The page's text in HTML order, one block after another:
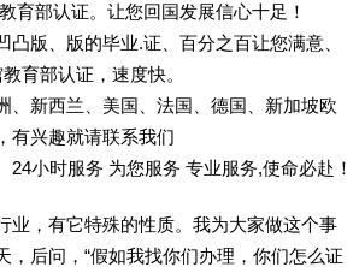
部认证。让您回国发展信心十足！
版、版的毕业.证、百分之百让您满意、
育部认证，速度快。
新西兰、美国、法国、德国、新加坡欧
有兴趣就请联系我们
小时服务 为您服务 专业服务,使命必赴！
业，有它特殊的性质。我为大家做这个事
后问，“假如我找你们办理，你们怎么证